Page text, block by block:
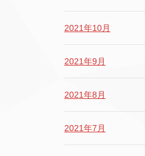
2021年10月
2021年9月
2021年8月
2021年7月